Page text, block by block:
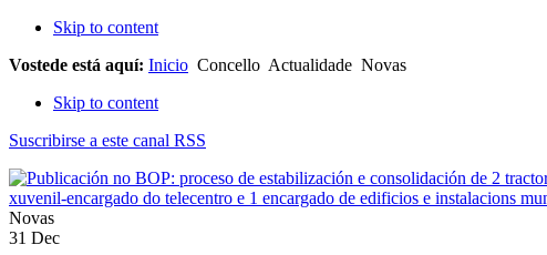
Skip to content
Vostede está aquí: Inicio Concello Actualidade Novas
Skip to content
Suscribirse a este canal RSS
Novas
31 Dec